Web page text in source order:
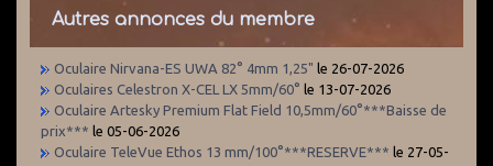
Autres annonces du membre
Oculaire Nirvana-ES UWA 82° 4mm 1,25" le 26-07-2026
Oculaires Celestron X-CEL LX 5mm/60° le 13-07-2026
Oculaire Artesky Premium Flat Field 10,5mm/60°***Baisse de
prix*** le 05-06-2026
Oculaire TeleVue Ethos 13 mm/100°***RESERVE*** le 27-05-